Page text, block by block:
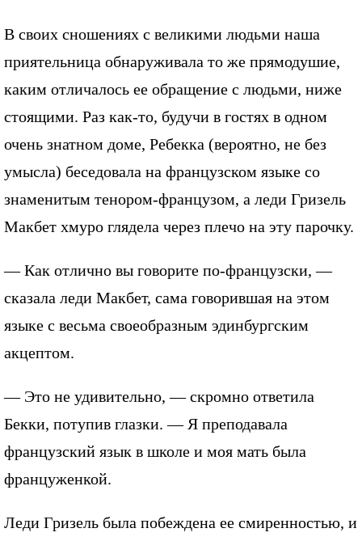
В своих сношениях с великими людьми наша
приятельница обнаруживала то же прямодушие,
каким отличалось ее обращение с людьми, ниже
стоящими. Раз как-то, будучи в гостях в одном
очень знатном доме, Ребекка (вероятно, не без
умысла) беседовала на французском языке со
знаменитым тенором-французом, а леди Гризель
Макбет хмуро глядела через плечо на эту парочку.
— Как отлично вы говорите по-французски, —
сказала леди Макбет, сама говорившая на этом
языке с весьма своеобразным эдинбургским
акцептом.
— Это не удивительно, — скромно ответила
Бекки, потупив глазки. — Я преподавала
французский язык в школе и моя мать была
француженкой.
Леди Гризель была побеждена ее смиренностью, и